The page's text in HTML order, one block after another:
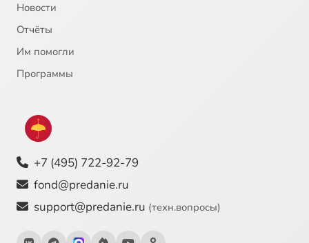
Новости
Отчёты
Им помогли
Программы
+7 (495) 722-92-79
fond@predanie.ru
support@predanie.ru (техн.вопросы)